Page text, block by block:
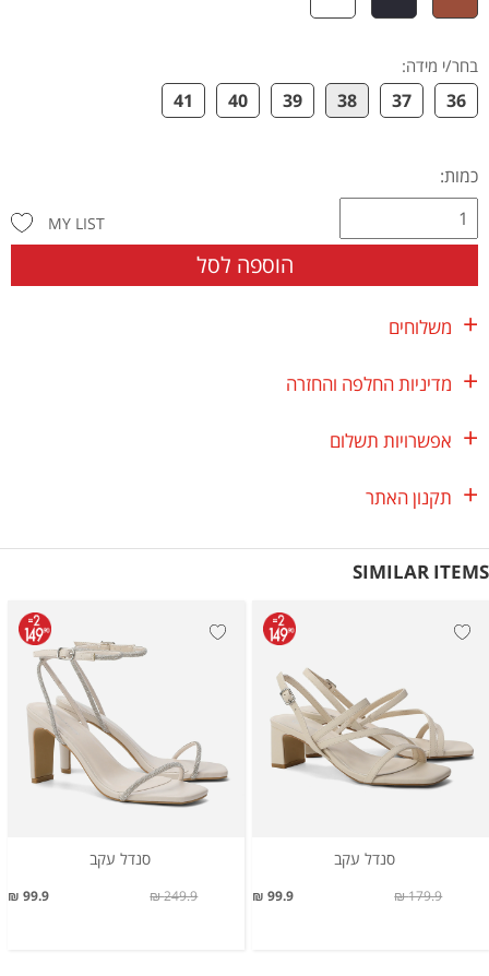
בחר/י מידה:
36
37
38
39
40
41
כמות:
הוספה לסל
MY LIST
משלוחים
מדיניות החלפה והחזרה
אפשרויות תשלום
תקנון האתר
SIMILAR ITEMS
סנדל עקב
99.9 ₪ 179.9 ₪
סנדל עקב
99.9 ₪ 249.9 ₪